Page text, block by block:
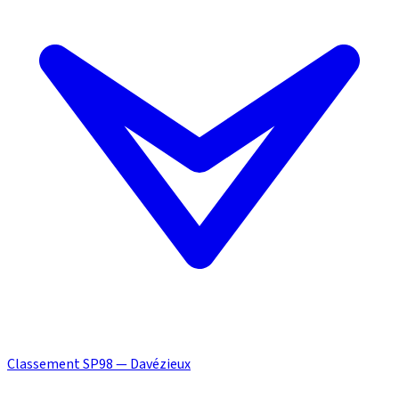
Classement SP98 — Davézieux